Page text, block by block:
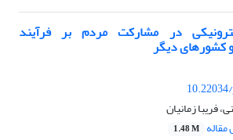
در مشارکت مردم بر فرآیند
و کشورهای دیگر
فریبا زمانیان
1.48 M